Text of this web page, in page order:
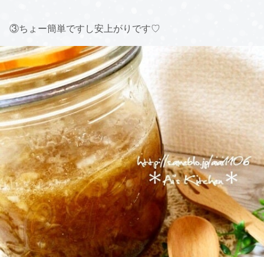
③ちょー簡単ですし安上がりです♡